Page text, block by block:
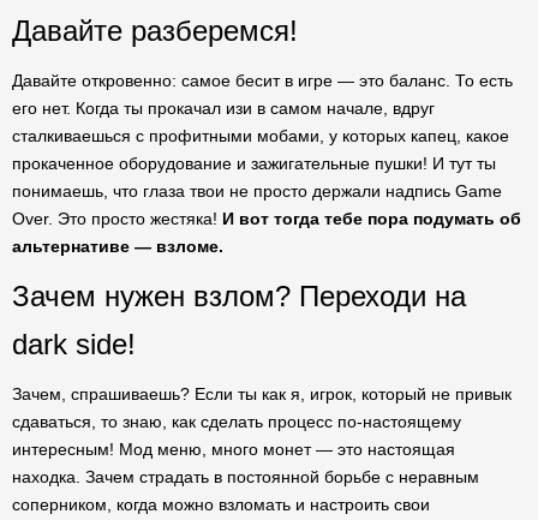
Давайте разберемся!
Давайте откровенно: самое бесит в игре — это баланс. То есть
его нет. Когда ты прокачал изи в самом начале, вдруг
сталкиваешься с профитными мобами, у которых капец, какое
прокаченное оборудование и зажигательные пушки! И тут ты
понимаешь, что глаза твои не просто держали надпись Game
Over. Это просто жестяка! И вот тогда тебе пора подумать об
альтернативе — взломе.
Зачем нужен взлом? Переходи на
dark side!
Зачем, спрашиваешь? Если ты как я, игрок, который не привык
сдаваться, то знаю, как сделать процесс по-настоящему
интересным! Мод меню, много монет — это настоящая
находка. Зачем страдать в постоянной борьбе с неравным
соперником, когда можно взломать и настроить свои